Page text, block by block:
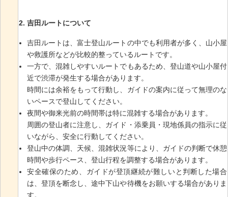
吉田ルートについて
吉田ルートは、富士登山ルートの中でも利用者が多く、山小屋
や救護所などが比較的整っているルートです。
一方で、混雑しやすいルートでもあるため、登山道や山小屋付
近で渋滞が発生する場合があります。
時間には余裕をもって行動し、ガイドの案内に従って無理のな
いペースで登山してください。
夜間や御来光前の時間帯は特に混雑する場合があります。
周囲の登山者に注意し、ガイド・添乗員・現地係員の指示に従
いながら、安全に行動してください。
登山中の体調、天候、混雑状況等により、ガイドの判断で休憩
時間や歩行ペース、登山行程を調整する場合があります。
安全確保のため、ガイドが登頂継続が難しいと判断した場合
は、登頂を断念し、途中下山や待機をお願いする場合がありま
す。